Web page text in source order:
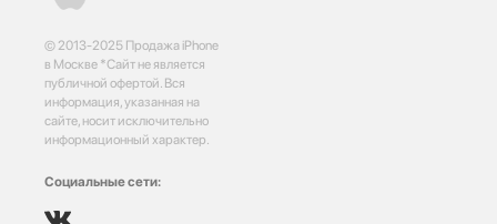
© 2013-2025 Продажа iPhone
в Москве *Сайт не является
публичной офертой. Вся
информация, указанная на
сайте, носит исключительно
информационный характер.
Социальные сети: